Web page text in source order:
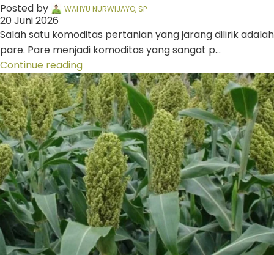
Posted by WAHYU NURWIJAYO, SP
20 Juni 2026
Salah satu komoditas pertanian yang jarang dilirik adalah
pare. Pare menjadi komoditas yang sangat p...
Continue reading